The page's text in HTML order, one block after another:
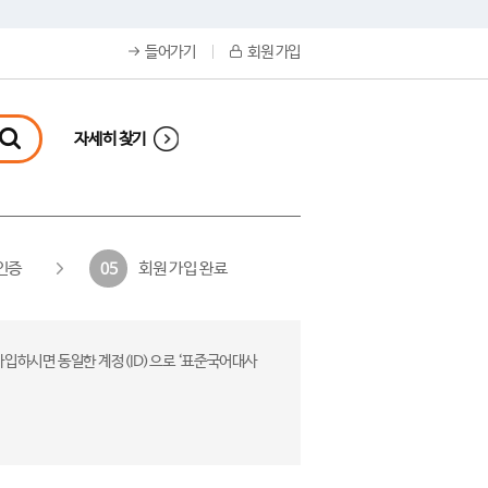
들어가기 회원 가입
자세히 찾기
증 05 회원 가입 완료
하시면 동일한 계정(ID)으로 ‘표준국어대사